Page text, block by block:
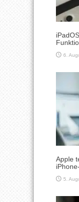
6.
Apple
5.